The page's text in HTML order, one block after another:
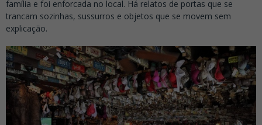
família e foi enforcada no local. Há relatos de portas que se
trancam sozinhas, sussurros e objetos que se movem sem
explicação.